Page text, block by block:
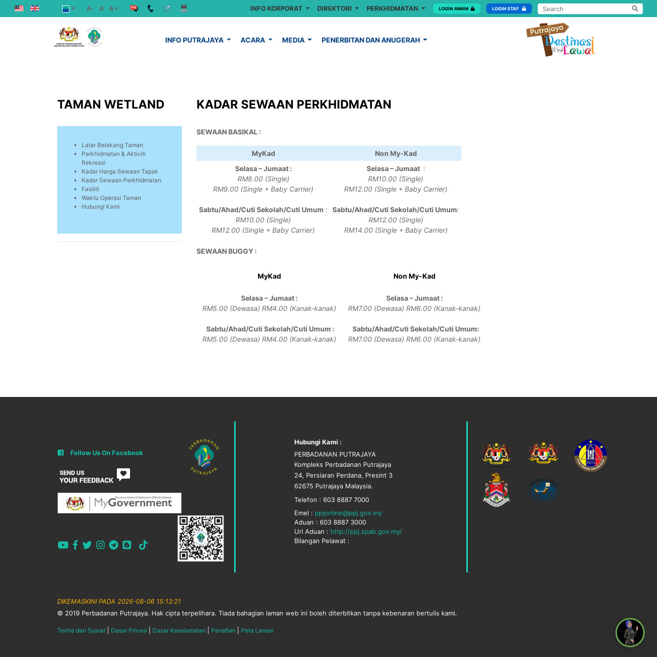
A- A A+ INFO KORPORAT DIREKTORI PERKHIDMATAN LOGIN AWAM LOGIN STAF
INFO PUTRAJAYA ACARA MEDIA PENERBITAN DAN ANUGERAH
TAMAN WETLAND
Latar Belakang Taman
Perkhidmatan & Aktiviti
Rekreasi
Kadar Harga Sewaan Tapak
Kadar Sewaan Perkhidmatan
Fasiliti
Waktu Operasi Taman
Hubungi Kami
KADAR SEWAAN PERKHIDMATAN
SEWAAN BASIKAL :
MyKad
Non My-Kad
Selasa – Jumaat :
RM8.00 (Single)
RM9.00 (Single + Baby Carrier)
Sabtu/Ahad/Cuti Sekolah/Cuti Umum :
RM10.00 (Single)
RM12.00 (Single + Baby Carrier)
Selasa – Jumaat :
RM10.00 (Single)
RM12.00 (Single + Baby Carrier)
Sabtu/Ahad/Cuti Sekolah/Cuti Umum:
RM12.00 (Single)
RM14.00 (Single + Baby Carrier)
SEWAAN BUGGY :
MyKad Non My-Kad
Selasa – Jumaat :
RM5.00 (Dewasa) RM4.00 (Kanak-kanak)
Sabtu/Ahad/Cuti Sekolah/Cuti Umum :
RM5.00 (Dewasa) RM4.00 (Kanak-kanak)
Selasa – Jumaat :
RM7.00 (Dewasa) RM6.00 (Kanak-kanak)
Sabtu/Ahad/Cuti Sekolah/Cuti Umum:
RM7.00 (Dewasa) RM6.00 (Kanak-kanak)
Follow Us On Facebook
Hubungi Kami :
PERBADANAN PUTRAJAYA
Kompleks Perbadanan Putrajaya
24, Persiaran Perdana, Presint 3
62675 Putrajaya Malaysia.
Telefon : 603 8887 7000
Emel : ppjonline@ppj.gov.my
Aduan : 603 8887 3000
Url Aduan : http://ppj.spab.gov.my/
Bilangan Pelawat :
DIKEMASKINI PADA 2026-08-06 15:13:21
© 2019 Perbadanan Putrajaya. Hak cipta terpelihara. Tiada bahagian laman web ini boleh diterbitkan tanpa kebenaran bertulis kami.
Terma dan Syarat Dasar Privasi Dasar Keselamatan Penafian Peta Laman